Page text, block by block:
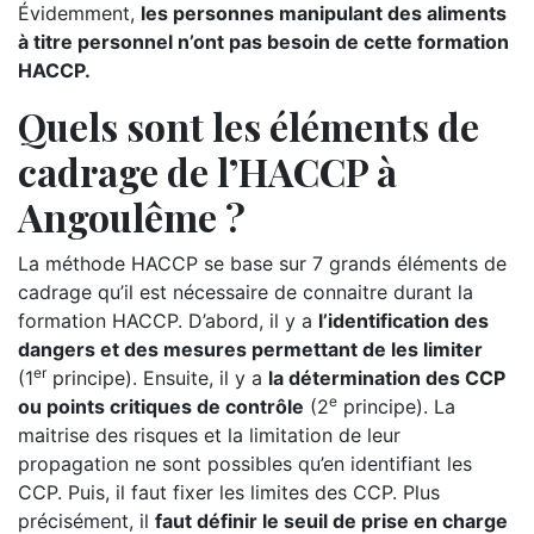
Évidemment, les personnes manipulant des aliments
à titre personnel n’ont pas besoin de cette formation
HACCP.
Quels sont les éléments de
cadrage de l’HACCP à
Angoulême ?
La méthode HACCP se base sur 7 grands éléments de
cadrage qu’il est nécessaire de connaitre durant la
formation HACCP. D’abord, il y a l’identification des
dangers et des mesures permettant de les limiter
(1erprincipe). Ensuite, il y a la détermination des CCP
ou points critiques de contrôle (2e principe). La
maitrise des risques et la limitation de leur
propagation ne sont possibles qu’en identifiant les
CCP. Puis, il faut fixer les limites des CCP. Plus
précisément, il faut définir le seuil de prise en charge